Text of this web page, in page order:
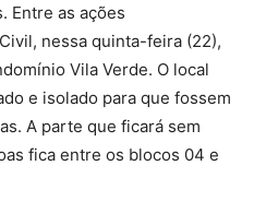
Entre as ações
nessa quinta-feira (22),
Vila Verde. O local
e isolado para que fossem
A parte que ficará sem
fica entre os blocos 04 e